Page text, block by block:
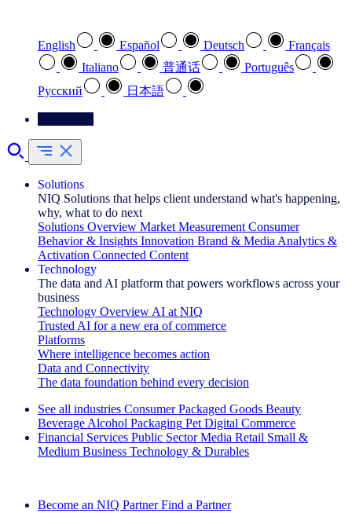
English Español Deutsch
Français
Italiano
普通话
Português
Pусский
日本語
Solutions
NIQ Solutions that helps client understand what's happening,
why, what to do next
Solutions Overview Market Measurement Consumer
Behavior & Insights Innovation Brand & Media Analytics &
Activation Connected Content
Technology
The data and AI platform that powers workflows across your
business
Technology Overview AI at NIQ
Trusted AI for a new era of commerce
Platforms
Where intelligence becomes action
Data and Connectivity
The data foundation behind every decision
See all industries Consumer Packaged Goods Beauty
Beverage Alcohol Packaging Pet Digital Commerce
Financial Services Public Sector Media Retail Small &
Medium Business Technology & Durables
Become an NIQ Partner Find a Partner